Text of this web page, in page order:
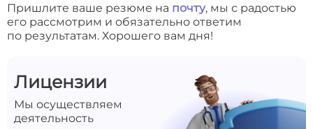
Пришлите ваше резюме на почту, мы с радостью
его рассмотрим и обязательно ответим
по результатам. Хорошего вам дня!
Лицензии
Мы осуществляем
деятельность